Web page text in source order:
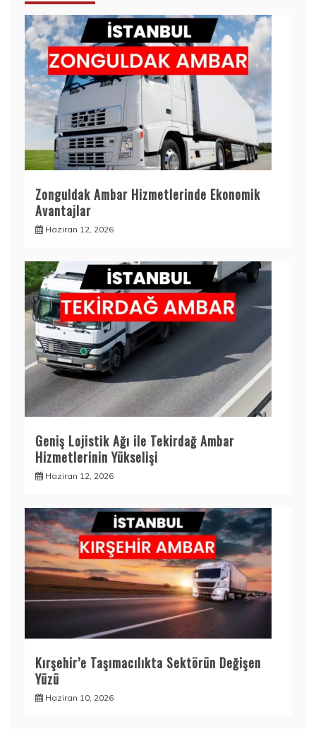
Zonguldak Ambar Hizmetlerinde Ekonomik
Avantajlar
Haziran 12, 2026
Geniş Lojistik Ağı ile Tekirdağ Ambar
Hizmetlerinin Yükselişi
Haziran 12, 2026
Kırşehir’e Taşımacılıkta Sektörün Değişen
Yüzü
Haziran 10, 2026